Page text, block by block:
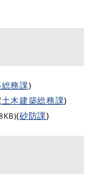
務課)
土木建築総務課)
(砂防課)